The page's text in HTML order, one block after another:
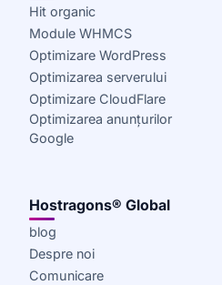
Hit organic
Module WHMCS
Optimizare WordPress
Optimizarea serverului
Optimizare CloudFlare
Optimizarea anunțurilor
Google
Hostragons® Global
blog
Despre noi
Comunicare